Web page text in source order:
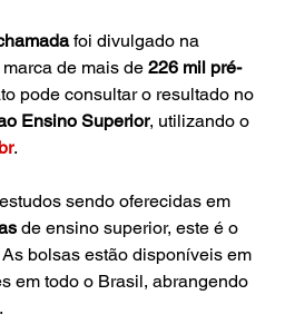
foi divulgado na
de mais de 226 mil pré-
pode consultar o resultado no
Ensino Superior, utilizando o
.
sendo oferecidas em
de ensino superior, este é o
As bolsas estão disponíveis em
em todo o Brasil, abrangendo